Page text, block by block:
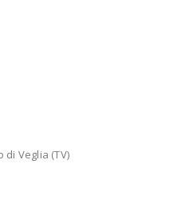
di Veglia (TV)